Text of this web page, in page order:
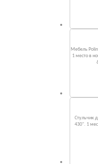
Мебель
1 место в
Стульчик
430". 1